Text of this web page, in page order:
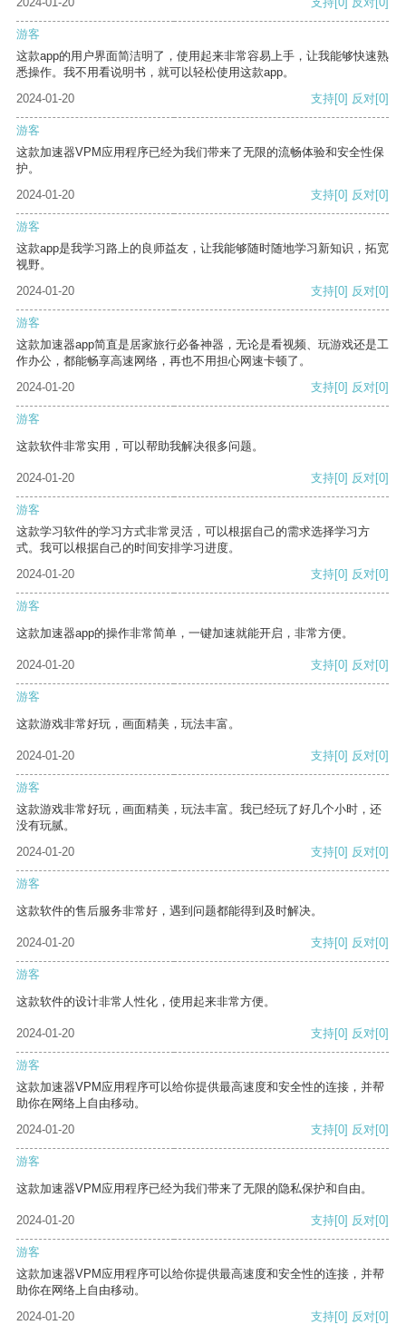
游客
这款app的用户界面简洁明了，使用起来非常容易上手，让我能够快速熟
悉操作。我不用看说明书，就可以轻松使用这款app。
2024-01-20
支持[0] 反对[0]
游客
这款加速器VPM应用程序已经为我们带来了无限的流畅体验和安全性保
护。
2024-01-20
支持[0] 反对[0]
游客
这款app是我学习路上的良师益友，让我能够随时随地学习新知识，拓宽
视野。
2024-01-20
支持[0] 反对[0]
游客
这款加速器app简直是居家旅行必备神器，无论是看视频、玩游戏还是工
作办公，都能畅享高速网络，再也不用担心网速卡顿了。
2024-01-20
支持[0] 反对[0]
游客
这款软件非常实用，可以帮助我解决很多问题。
2024-01-20 支持[0] 反对[0]
游客
这款学习软件的学习方式非常灵活，可以根据自己的需求选择学习方
式。我可以根据自己的时间安排学习进度。
2024-01-20
支持[0] 反对[0]
游客
这款加速器app的操作非常简单，一键加速就能开启，非常方便。
2024-01-20 支持[0] 反对[0]
游客
这款游戏非常好玩，画面精美，玩法丰富。
2024-01-20 支持[0] 反对[0]
游客
这款游戏非常好玩，画面精美，玩法丰富。我已经玩了好几个小时，还
没有玩腻。
2024-01-20
支持[0] 反对[0]
游客
这款软件的售后服务非常好，遇到问题都能得到及时解决。
2024-01-20 支持[0] 反对[0]
游客
这款软件的设计非常人性化，使用起来非常方便。
2024-01-20 支持[0] 反对[0]
游客
这款加速器VPM应用程序可以给你提供最高速度和安全性的连接，并帮
助你在网络上自由移动。
2024-01-20
支持[0] 反对[0]
游客
这款加速器VPM应用程序已经为我们带来了无限的隐私保护和自由。
2024-01-20 支持[0] 反对[0]
游客
这款加速器VPM应用程序可以给你提供最高速度和安全性的连接，并帮
助你在网络上自由移动。
2024-01-20
支持[0] 反对[0]